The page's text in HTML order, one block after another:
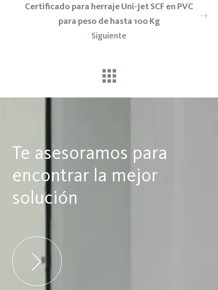
Certificado para herraje Uni-Jet SCF en PVC
para peso de hasta 100 Kg
Siguiente
Te asesoramos para
encontrar la mejor
solución